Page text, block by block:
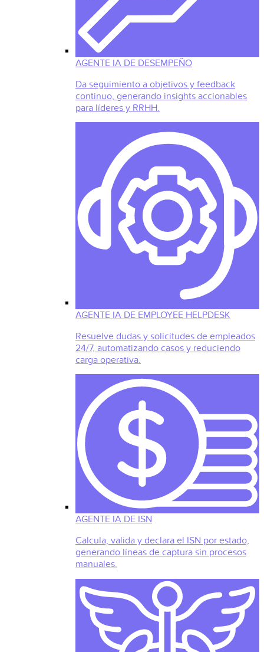
AGENTE IA DE DESEMPEÑO
Da seguimiento a objetivos y feedback
continuo, generando insights accionables
para líderes y RRHH.
AGENTE IA DE EMPLOYEE HELPDESK
Resuelve dudas y solicitudes de empleados
24/7, automatizando casos y reduciendo
carga operativa.
AGENTE IA DE ISN
Calcula, valida y declara el ISN por estado,
generando líneas de captura sin procesos
manuales.